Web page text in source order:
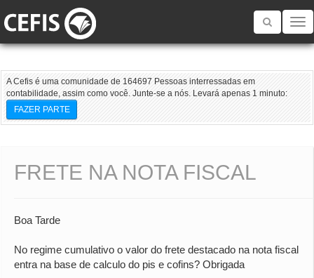
Toggle
A Cefis é uma comunidade de 164697 Pessoas interressadas em
contabilidade, assim como você. Junte-se a nós. Levará apenas 1 minuto:
FAZER PARTE
FRETE NA NOTA FISCAL
Boa Tarde
No regime cumulativo o valor do frete destacado na nota fiscal
entra na base de calculo do pis e cofins? Obrigada